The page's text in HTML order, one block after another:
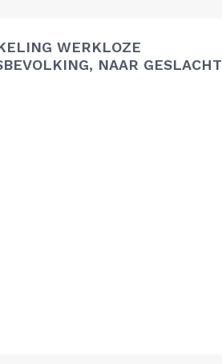
WERKLOZE
NAAR GESLACHT